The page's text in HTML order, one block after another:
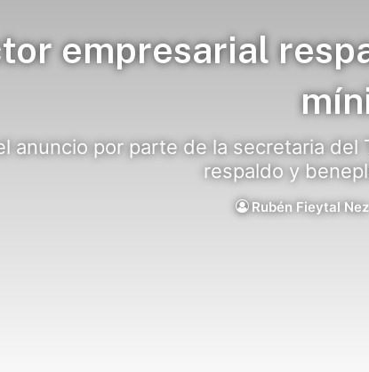
empresarial
anuncio por parte de la secretaria
respaldo y
Rubén Fieytal Nez